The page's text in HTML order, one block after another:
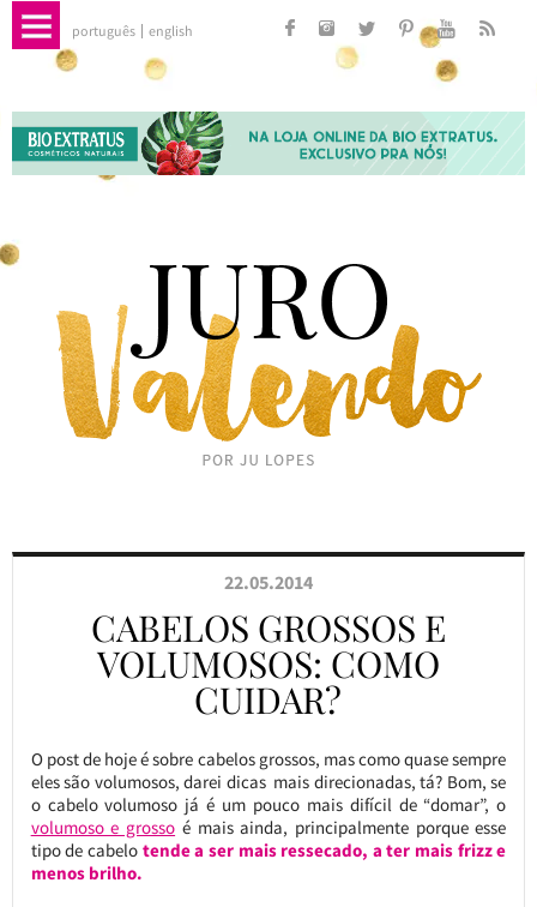
português english
22.05.2014
CABELOS GROSSOS E
VOLUMOSOS: COMO
CUIDAR?
O post de hoje é sobre cabelos grossos, mas como quase sempre
eles são volumosos, darei dicas mais direcionadas, tá? Bom, se
o cabelo volumoso já é um pouco mais difícil de “domar”, o
volumoso e grosso é mais ainda, principalmente porque esse
tipo de cabelotende a ser mais ressecado, a ter mais frizz e
menos brilho.